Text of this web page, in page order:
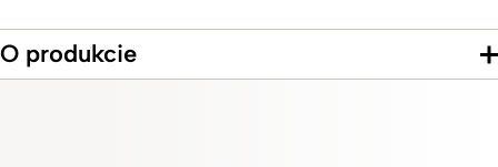
O produkcie